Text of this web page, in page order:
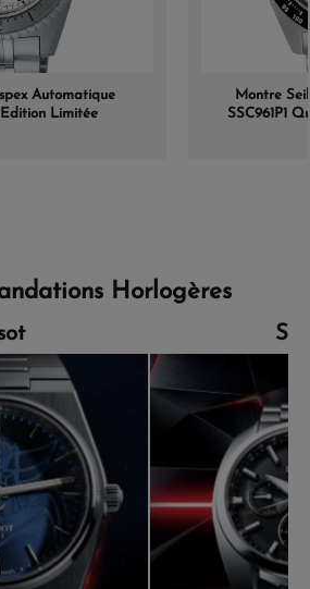
Automatique
Limitée
Montre
SSC961P1
Horlogères